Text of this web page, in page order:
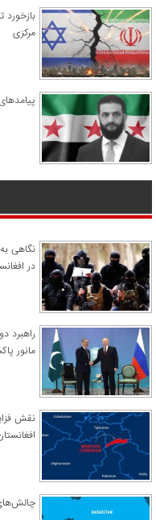
​بازخورد
مرکزی
نگاهی
در
راهبرد
مانور
نقش